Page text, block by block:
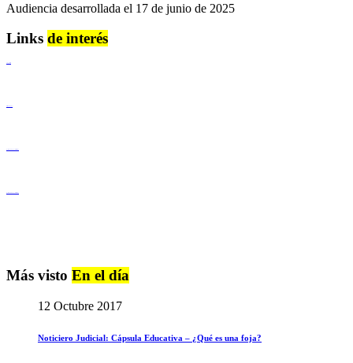
Audiencia desarrollada el 17 de junio de 2025
Links de interés
Más visto En el día
12 Octubre 2017
Noticiero Judicial: Cápsula Educativa – ¿Qué es una foja?